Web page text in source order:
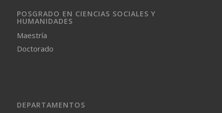
POSGRADO EN CIENCIAS SOCIALES Y
HUMANIDADES
Maestría
Doctorado
DEPARTAMENTOS